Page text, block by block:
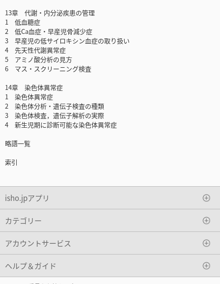
13章 代謝・内分泌疾患の管理
1 低血糖症
2 低Ca血症・早産児骨減少症
3 早産児の低サイロキシン血症の取り扱い
4 先天性代謝異常症
5 アミノ酸分析の見方
6 マス・スクリーニング検査
14章 染色体異常症
1 染色体異常症
2 染色体分析・遺伝子検査の種類
3 染色体検査，遺伝子解析の実際
4 新生児期に診断可能な染色体異常症
略語一覧
索引
isho.jpアプリ
カテゴリー
アカウントサービス
ヘルプ＆ガイド